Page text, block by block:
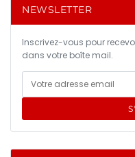
NEWSLETTER
Inscrivez-vous pour
dans votre boîte mail.